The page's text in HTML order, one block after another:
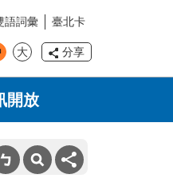
語詞彙 臺北卡
大 分享
開放